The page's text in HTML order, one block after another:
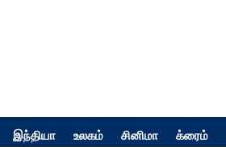
இந்தியா உலகம் சினிமா க்ரைம்